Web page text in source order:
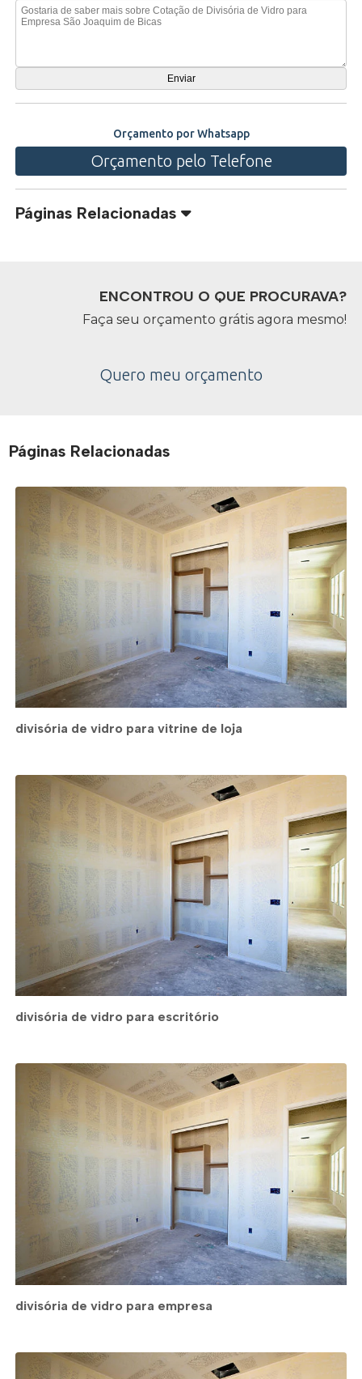
Orçamento por Whatsapp
Orçamento pelo Telefone
Páginas Relacionadas
ENCONTROU O QUE PROCURAVA?
Faça seu orçamento grátis agora mesmo!
Quero meu orçamento
Páginas Relacionadas
divisória de vidro para vitrine de loja
divisória de vidro para escritório
divisória de vidro para empresa